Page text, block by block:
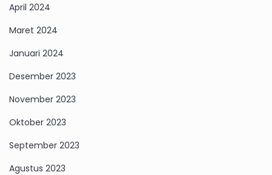
April 2024
Maret 2024
Januari 2024
Desember 2023
November 2023
Oktober 2023
September 2023
Agustus 2023